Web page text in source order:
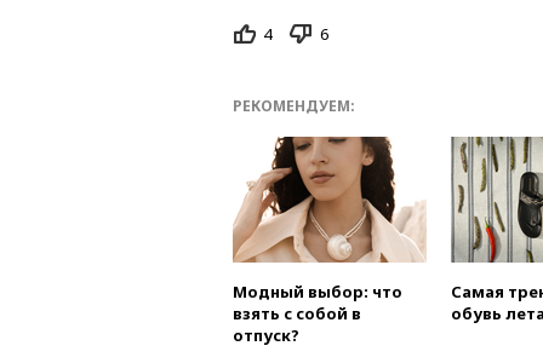
4 6
РЕКОМЕНДУЕМ:
Модный выбор: что
взять с собой в
отпуск?
Самая
обувь